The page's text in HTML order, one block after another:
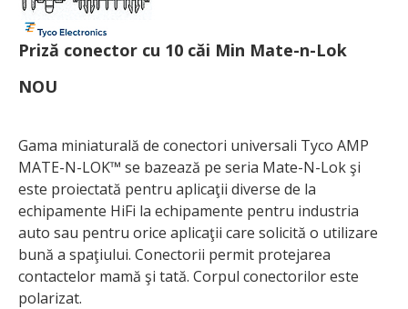
Priză conector cu 10 căi Min Mate-n-Lok
NOU
Gama miniaturală de conectori universali Tyco AMP
MATE-N-LOK™ se bazează pe seria Mate-N-Lok şi
este proiectată pentru aplicaţii diverse de la
echipamente HiFi la echipamente pentru industria
auto sau pentru orice aplicaţii care solicită o utilizare
bună a spaţiului. Conectorii permit protejarea
contactelor mamă şi tată. Corpul conectorilor este
polarizat.